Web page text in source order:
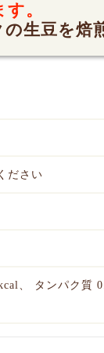
。
生豆を焙
ださい
、 タンパク質